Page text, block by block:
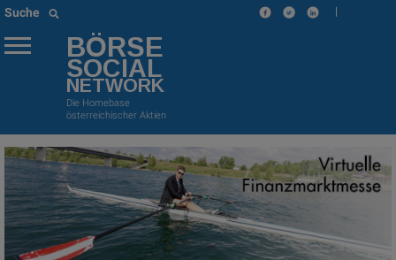
Suche |
BÖRSE
SOCIAL
NETWORK
Die Homebase
österreichischer Aktien